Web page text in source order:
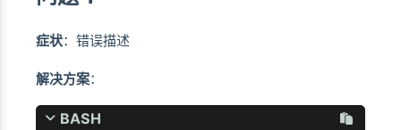
症状：错误描述
解决方案：
BASH